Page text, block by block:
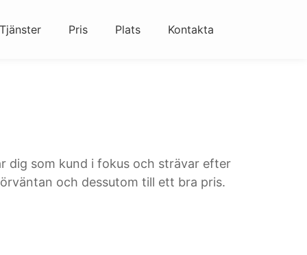
Tjänster Pris Plats Kontakta
dig som kund i fokus och strävar efter
och dessutom till ett bra pris.